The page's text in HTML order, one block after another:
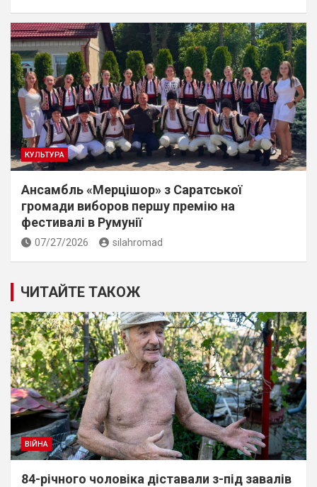
КУЛЬТУРА
Ансамбль «Мерцішор» з Саратської
громади виборов першу премію на
фестивалі в Румунії
07/27/2026 silahromad
ЧИТАЙТЕ ТАКОЖ
ВІЙНА
84-річного чоловіка діставали з-під завалів